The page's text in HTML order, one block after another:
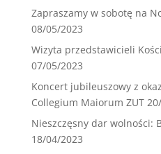
Zapraszamy w sobotę na
08/05/2023
Wizyta przedstawicieli
07/05/2023
Koncert jubileuszowy z
Collegium Maiorum ZUT
Nieszczęsny dar wolności:
18/04/2023